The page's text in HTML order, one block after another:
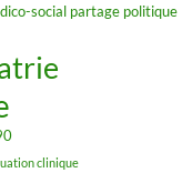
social partage politique
clinique